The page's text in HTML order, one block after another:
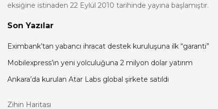
eksiğine istinaden 22 Eylül 2010 tarihinde yayına başlamıştır.
Son Yazılar
Eximbank’tan yabancı ihracat destek kuruluşuna ilk “garanti”
Mobilexpress’in yeni yolculuğuna 2 milyon dolar yatırım
Ankara’da kurulan Atar Labs global şirkete satıldı
Zihin Haritası